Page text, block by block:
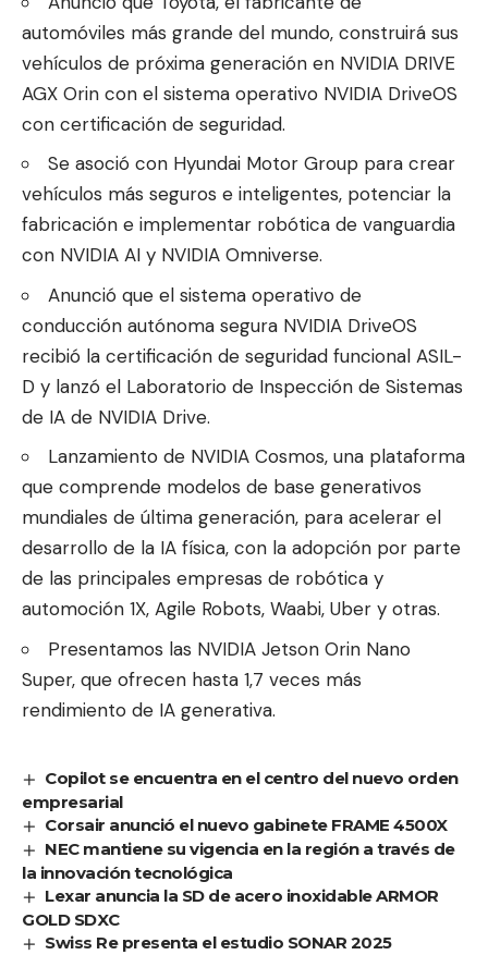
automóviles más grande del mundo, construirá sus
vehículos de próxima generación en NVIDIA DRIVE
AGX Orin con el sistema operativo NVIDIA DriveOS
con certificación de seguridad.
Se asoció con Hyundai Motor Group para crear
vehículos más seguros e inteligentes, potenciar la
fabricación e implementar robótica de vanguardia
con NVIDIA AI y NVIDIA Omniverse.
Anunció que el sistema operativo de
conducción autónoma segura NVIDIA DriveOS
recibió la certificación de seguridad funcional ASIL-
D y lanzó el Laboratorio de Inspección de Sistemas
de IA de NVIDIA Drive.
Lanzamiento de NVIDIA Cosmos, una plataforma
que comprende modelos de base generativos
mundiales de última generación, para acelerar el
desarrollo de la IA física, con la adopción por parte
de las principales empresas de robótica y
automoción 1X, Agile Robots, Waabi, Uber y otras.
Presentamos las NVIDIA Jetson Orin Nano
Super, que ofrecen hasta 1,7 veces más
rendimiento de IA generativa.
Copilot se encuentra en el centro del nuevo orden
empresarial
Corsair anunció el nuevo gabinete FRAME 4500X
NEC mantiene su vigencia en la región a través de
la innovación tecnológica
Lexar anuncia la SD de acero inoxidable ARMOR
GOLD SDXC
Swiss Re presenta el estudio SONAR 2025